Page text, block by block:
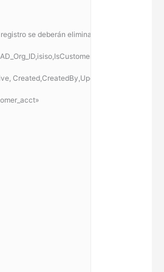
se deberán eliminar primero todos los